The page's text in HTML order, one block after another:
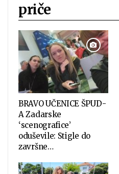
priče
BRAVO UČENICE ŠPUD-
A Zadarske
‘scenografice’
oduševile: Stigle do
završne…